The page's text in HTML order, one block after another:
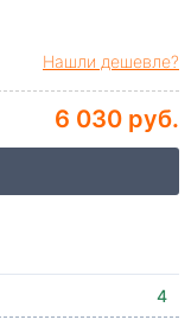
Нашли дешевле?
6 030 руб.
4